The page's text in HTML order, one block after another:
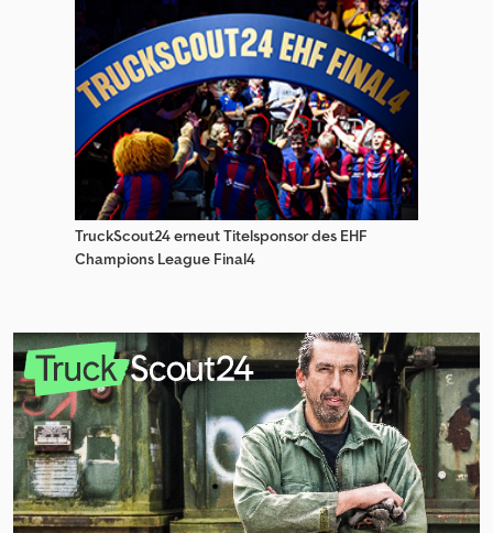
TruckScout24 erneut Titelsponsor des EHF
Champions League Final4